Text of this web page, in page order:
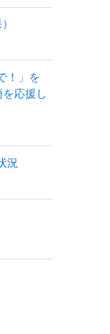
！」を
応援し
況